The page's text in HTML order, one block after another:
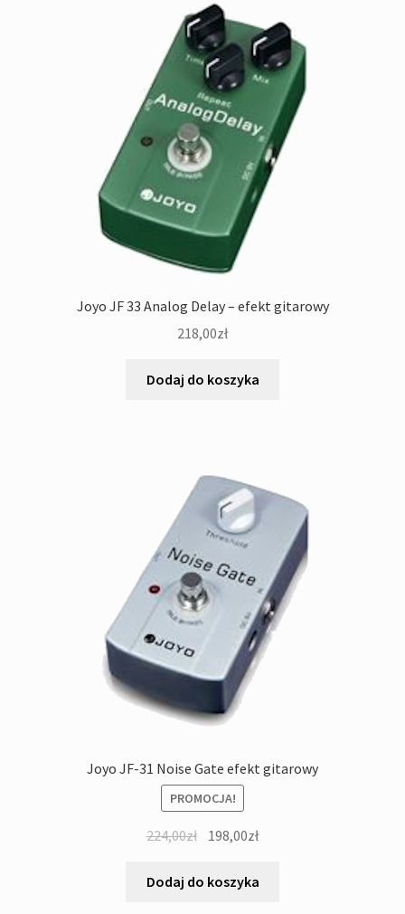
Joyo JF 33 Analog Delay – efekt gitarowy
218,00zł
Dodaj do koszyka
Joyo JF-31 Noise Gate efekt gitarowy
PROMOCJA!
224,00zł Pierwotna
wynosiła:
198,00złAktualna
wynosi:
Dodaj do koszyka